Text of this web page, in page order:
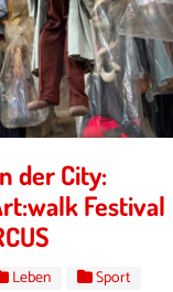
der City:
Festival
Leben
Sport